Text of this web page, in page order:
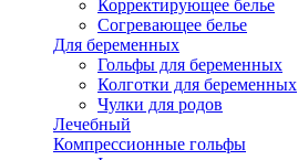
Корректирующее белье
Согревающее белье
Для беременных
Гольфы для беременных
Колготки для беременных
Чулки для родов
Лечебный
Компрессионные гольфы